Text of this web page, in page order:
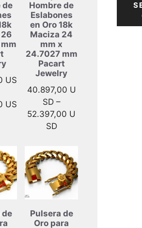
página
de
US
US
USD
USD
Hombre de
Eslabones
en Oro 18k
Maciza 24
mm x
24.7027 mm
Pacart
Jewelry
40.897,00 U
SD –
52.397,00 U
SDRango
precios:
desde
40.897,00 USD
hasta
52.397,00 USD
de
Pulsera de
Oro para